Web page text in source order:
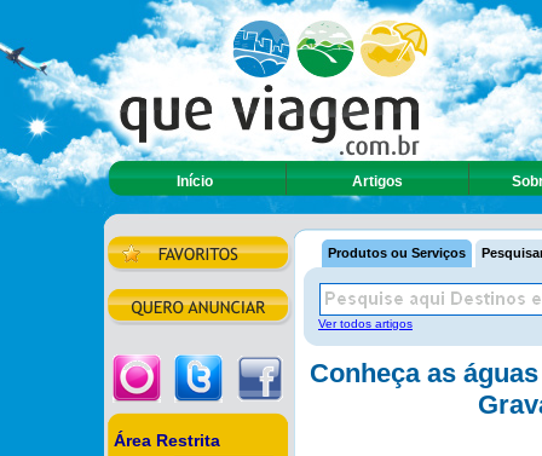
Início Artigos
Área Restrita
Produtos ou Serviços
Ver todos artigos
Conheça as